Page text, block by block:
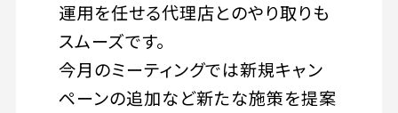
運用を任せる代理店とのやり取りも
スムーズです。
今月のミーティングでは新規キャン
ペーンの追加など新たな施策を提案